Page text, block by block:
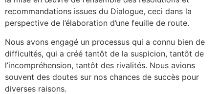
recommandations issues du Dialogue, ceci dans la
perspective de l’élaboration d’une feuille de route.
Nous avons engagé un processus qui a connu bien de
difficultés, qui a créé tantôt de la suspicion, tantôt de
l’incompréhension, tantôt des rivalités. Nous avions
souvent des doutes sur nos chances de succès pour
diverses raisons.